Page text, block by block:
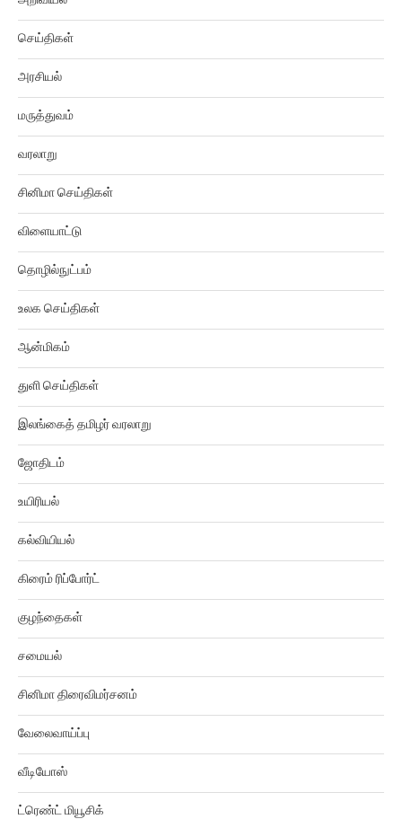
அறிவியல்
செய்திகள்
அரசியல்
மருத்துவம்
வரலாறு
சினிமா செய்திகள்
விளையாட்டு
தொழில்நுட்பம்
உலக செய்திகள்
ஆன்மிகம்
துளி செய்திகள்
இலங்கைத் தமிழர் வரலாறு
ஜோதிடம்
உயிரியல்
கிரைம் ரிப்போர்ட்
குழந்தைகள்
சினிமா திரைவிமர்சனம்
வேலைவாய்ப்பு
வீடியோஸ்